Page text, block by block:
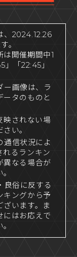
、2024.12.26
。
開催期間中1
」「22:45」
画像は、ラ
ータのものと
映されない場
い。
信状況によ
れるランキン
異なる場合が
俗に反する
キングから予
います。ま
にはお応えで